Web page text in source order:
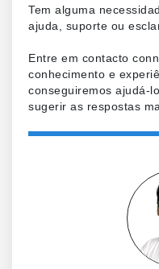
Tem alguma
ajuda, suporte ou
Entre em contacto
conhecimento e
conseguiremos ajudá-
sugerir as respostas